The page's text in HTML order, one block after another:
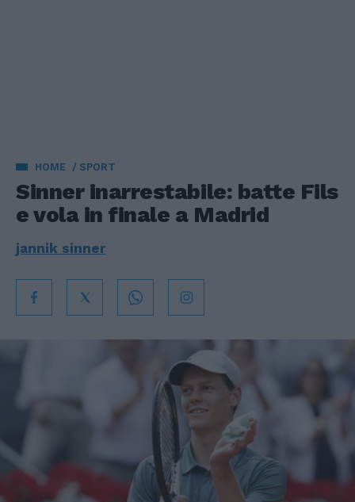
HOME SPORT
Sinner inarrestabile: batte Fils
e vola in finale a Madrid
jannik sinner